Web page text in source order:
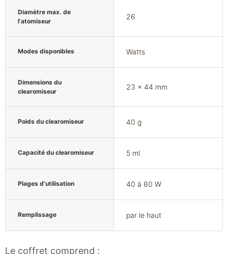
Diamètre max. de
l'atomiseur
26
Modes disponibles Watts
Dimensions du
clearomiseur
23 x 44 mm
Poids du clearomiseur 40 g
Capacité du clearomiseur 5 ml
Plages d'utilisation 40 à 80 W
Remplissage par le haut
Le coffret comprend :